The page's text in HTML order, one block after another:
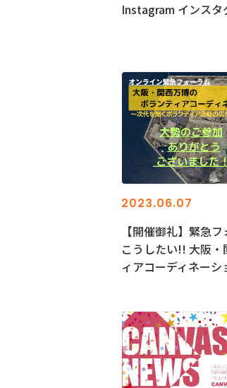
Instagram インスタ
2023.06.07
【開催御礼】緊急
こうしたい!! 大阪
ィアコーディネーシ